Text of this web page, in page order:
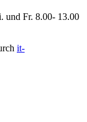
und Fr. 8.00- 13.00
it-